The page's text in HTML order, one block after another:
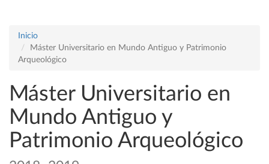
Inicio
Máster Universitario en Mundo Antiguo y Patrimonio
Arqueológico
Máster Universitario en
Mundo Antiguo y
Patrimonio Arqueológico